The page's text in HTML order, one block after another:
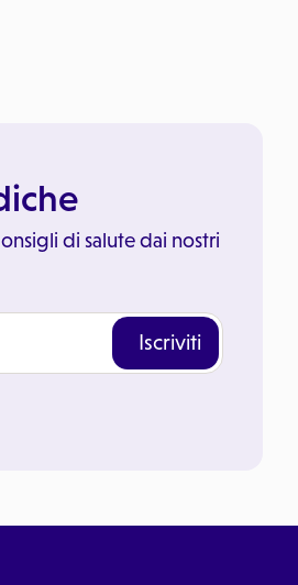
di salute dai nostri
Iscriviti